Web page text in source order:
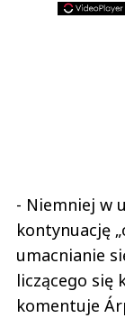
- Niemniej w
kontynuację
umacnianie
liczącego się
komentuje